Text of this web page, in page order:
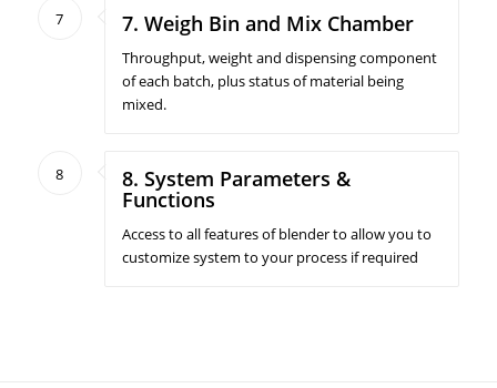
7 7. Weigh Bin and Mix Chamber
Throughput, weight and dispensing component
of each batch, plus status of material being
mixed.
8 8. System Parameters &
Functions
Access to all features of blender to allow you to
customize system to your process if required